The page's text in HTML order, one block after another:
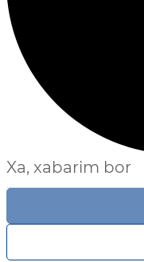
Xa, xabarim bor